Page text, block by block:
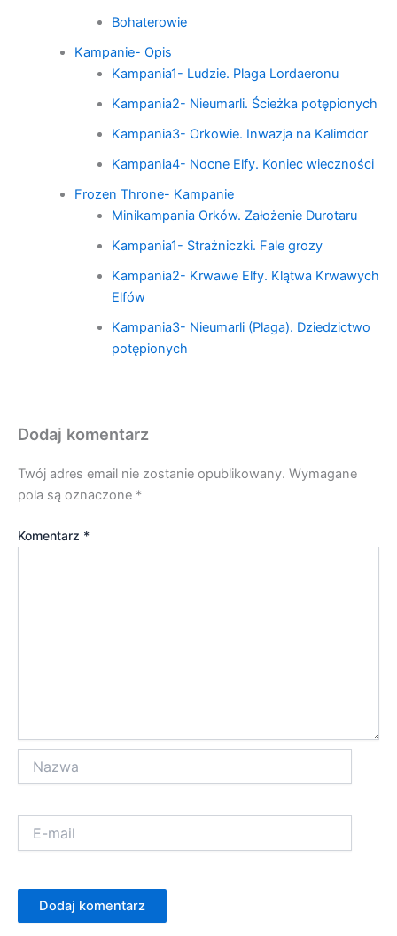
Bohaterowie
Kampanie- Opis
Kampania1- Ludzie. Plaga Lordaeronu
Kampania2- Nieumarli. Ścieżka potępionych
Kampania3- Orkowie. Inwazja na Kalimdor
Kampania4- Nocne Elfy. Koniec wieczności
Frozen Throne- Kampanie
Minikampania Orków. Założenie Durotaru
Kampania1- Strażniczki. Fale grozy
Kampania2- Krwawe Elfy. Klątwa Krwawych
Elfów
Kampania3- Nieumarli (Plaga). Dziedzictwo
potępionych
Dodaj komentarz
Twój adres email nie zostanie opublikowany. Wymagane
pola są oznaczone *
Komentarz *
mail